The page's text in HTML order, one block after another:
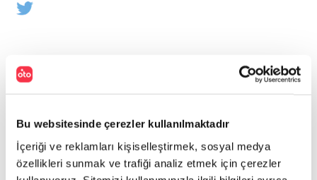
Bu websitesinde çerezler kullanılmaktadır
İçeriği ve reklamları kişiselleştirmek, sosyal medya
özellikleri sunmak ve trafiği analiz etmek için çerezler